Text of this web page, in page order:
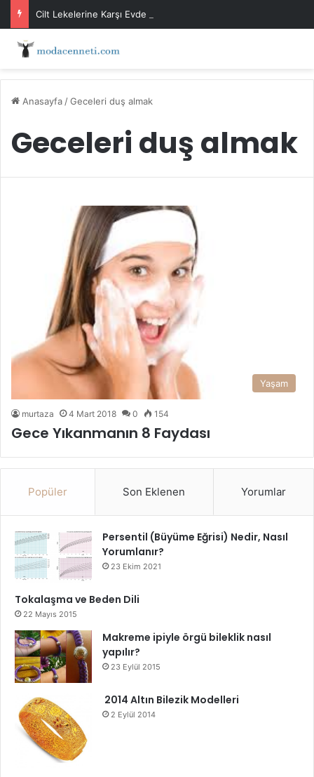
Cilt Lekelerine Karşı Evde Maske Önerileri
Anasayfa /Geceleri duş almak
Geceleri duş almak
Yaşam
murtaza 4 Mart 2018 0 154
Gece Yıkanmanın 8 Faydası
Popüler Son Eklenen Yorumlar
Persentil (Büyüme Eğrisi) Nedir, Nasıl
Yorumlanır?
23 Ekim 2021
Tokalaşma ve Beden Dili
22 Mayıs 2015
Makreme ipiyle örgü bileklik nasıl
yapılır?
23 Eylül 2015
2014 Altın Bilezik Modelleri
2 Eylül 2014